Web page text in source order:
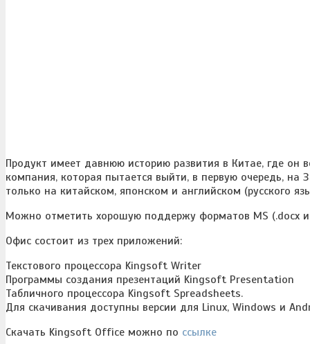
Продукт имеет давнюю историю развития в Китае, где он
компания, которая пытается выйти, в первую очередь,
только на китайском, японском и английском (русского
Можно отметить хорошую поддержу форматов MS (.docx
Офис состоит из трех приложений:
Текстового процессора Kingsoft Writer
Программы создания презентаций Kingsoft Presentation
Табличного процессора Kingsoft Spreadsheets.
Для скачивания доступны версии для Linux, Windows и
Скачать Kingsoft Office можно по ссылке